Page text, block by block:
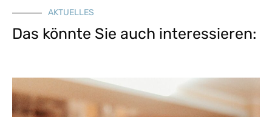
AKTUELLES
Das könnte Sie auch interessieren: